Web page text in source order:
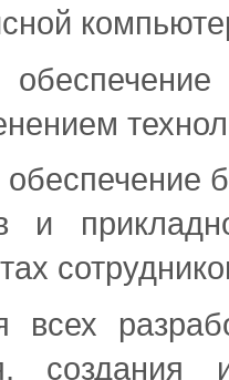
обеспечение
и
всех